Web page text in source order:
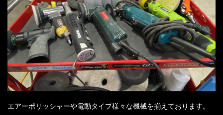
エアーポリッシャーや電動タイプ様々な機械を揃えております。